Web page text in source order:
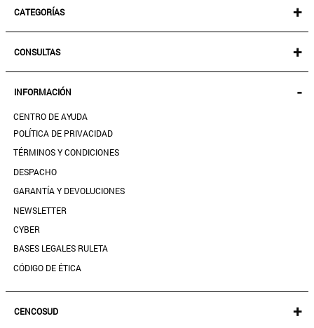
CATEGORÍAS +
MUJER
ACCESORIOS
CALZADO
SALE
CONSULTAS +
SEGUIR MI PEDIDO
DESCARGA TU BOLETA AQUÍ
MIS FAVORITOS
GUÍA DE TALLAS
CONTACTANOS
TIENDAS
PREGUNTAS FRECUENTES
INFORMACIÓN -
CENTRO DE AYUDA
POLÍTICA DE PRIVACIDAD
TÉRMINOS Y CONDICIONES
DESPACHO
GARANTÍA Y DEVOLUCIONES
NEWSLETTER
CYBER
BASES LEGALES RULETA
CÓDIGO DE ÉTICA
CENCOSUD +